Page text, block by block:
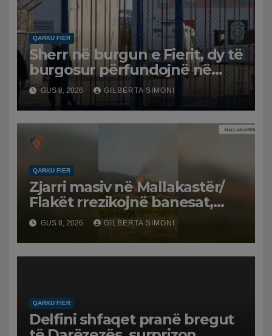
QARKU FIER
Sherr në burgun e Fierit, dy të
burgosur përfundojnë në
spital
GUS 8, 2026 GILBERTA SIMONI
QARKU FIER
Zjarri masiv në Mallakastër/
Flakët rrezikojnë banesat,
Policia evakuon disa familje
në Koilac
GUS 8, 2026 GILBERTA SIMONI
QARKU FIER
Delfini shfaqet pranë bregut